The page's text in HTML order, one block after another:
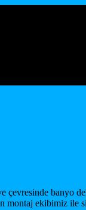
çevresinde banyo
montaj ekibimiz ile